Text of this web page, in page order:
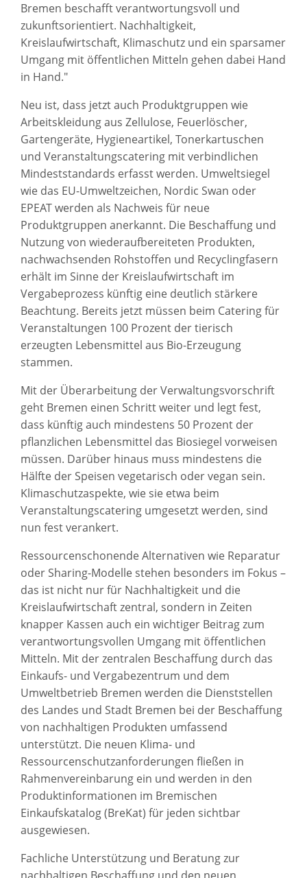
Bremen beschafft verantwortungsvoll und
zukunftsorientiert. Nachhaltigkeit,
Kreislaufwirtschaft, Klimaschutz und ein sparsamer
Umgang mit öffentlichen Mitteln gehen dabei Hand
in Hand."
Neu ist, dass jetzt auch Produktgruppen wie
Arbeitskleidung aus Zellulose, Feuerlöscher,
Gartengeräte, Hygieneartikel, Tonerkartuschen
und Veranstaltungscatering mit verbindlichen
Mindeststandards erfasst werden. Umweltsiegel
wie das EU-Umweltzeichen, Nordic Swan oder
EPEAT werden als Nachweis für neue
Produktgruppen anerkannt. Die Beschaffung und
Nutzung von wiederaufbereiteten Produkten,
nachwachsenden Rohstoffen und Recyclingfasern
erhält im Sinne der Kreislaufwirtschaft im
Vergabeprozess künftig eine deutlich stärkere
Beachtung. Bereits jetzt müssen beim Catering für
Veranstaltungen 100 Prozent der tierisch
erzeugten Lebensmittel aus Bio-Erzeugung
stammen.
Mit der Überarbeitung der Verwaltungsvorschrift
geht Bremen einen Schritt weiter und legt fest,
dass künftig auch mindestens 50 Prozent der
pflanzlichen Lebensmittel das Biosiegel vorweisen
müssen. Darüber hinaus muss mindestens die
Hälfte der Speisen vegetarisch oder vegan sein.
Klimaschutzaspekte, wie sie etwa beim
Veranstaltungscatering umgesetzt werden, sind
nun fest verankert.
Ressourcenschonende Alternativen wie Reparatur
oder Sharing-Modelle stehen besonders im Fokus –
das ist nicht nur für Nachhaltigkeit und die
Kreislaufwirtschaft zentral, sondern in Zeiten
knapper Kassen auch ein wichtiger Beitrag zum
verantwortungsvollen Umgang mit öffentlichen
Mitteln. Mit der zentralen Beschaffung durch das
Einkaufs- und Vergabezentrum und dem
Umweltbetrieb Bremen werden die Dienststellen
des Landes und Stadt Bremen bei der Beschaffung
von nachhaltigen Produkten umfassend
unterstützt. Die neuen Klima- und
Ressourcenschutzanforderungen fließen in
Rahmenvereinbarung ein und werden in den
Produktinformationen im Bremischen
Einkaufskatalog (BreKat) für jeden sichtbar
ausgewiesen.
Fachliche Unterstützung und Beratung zur